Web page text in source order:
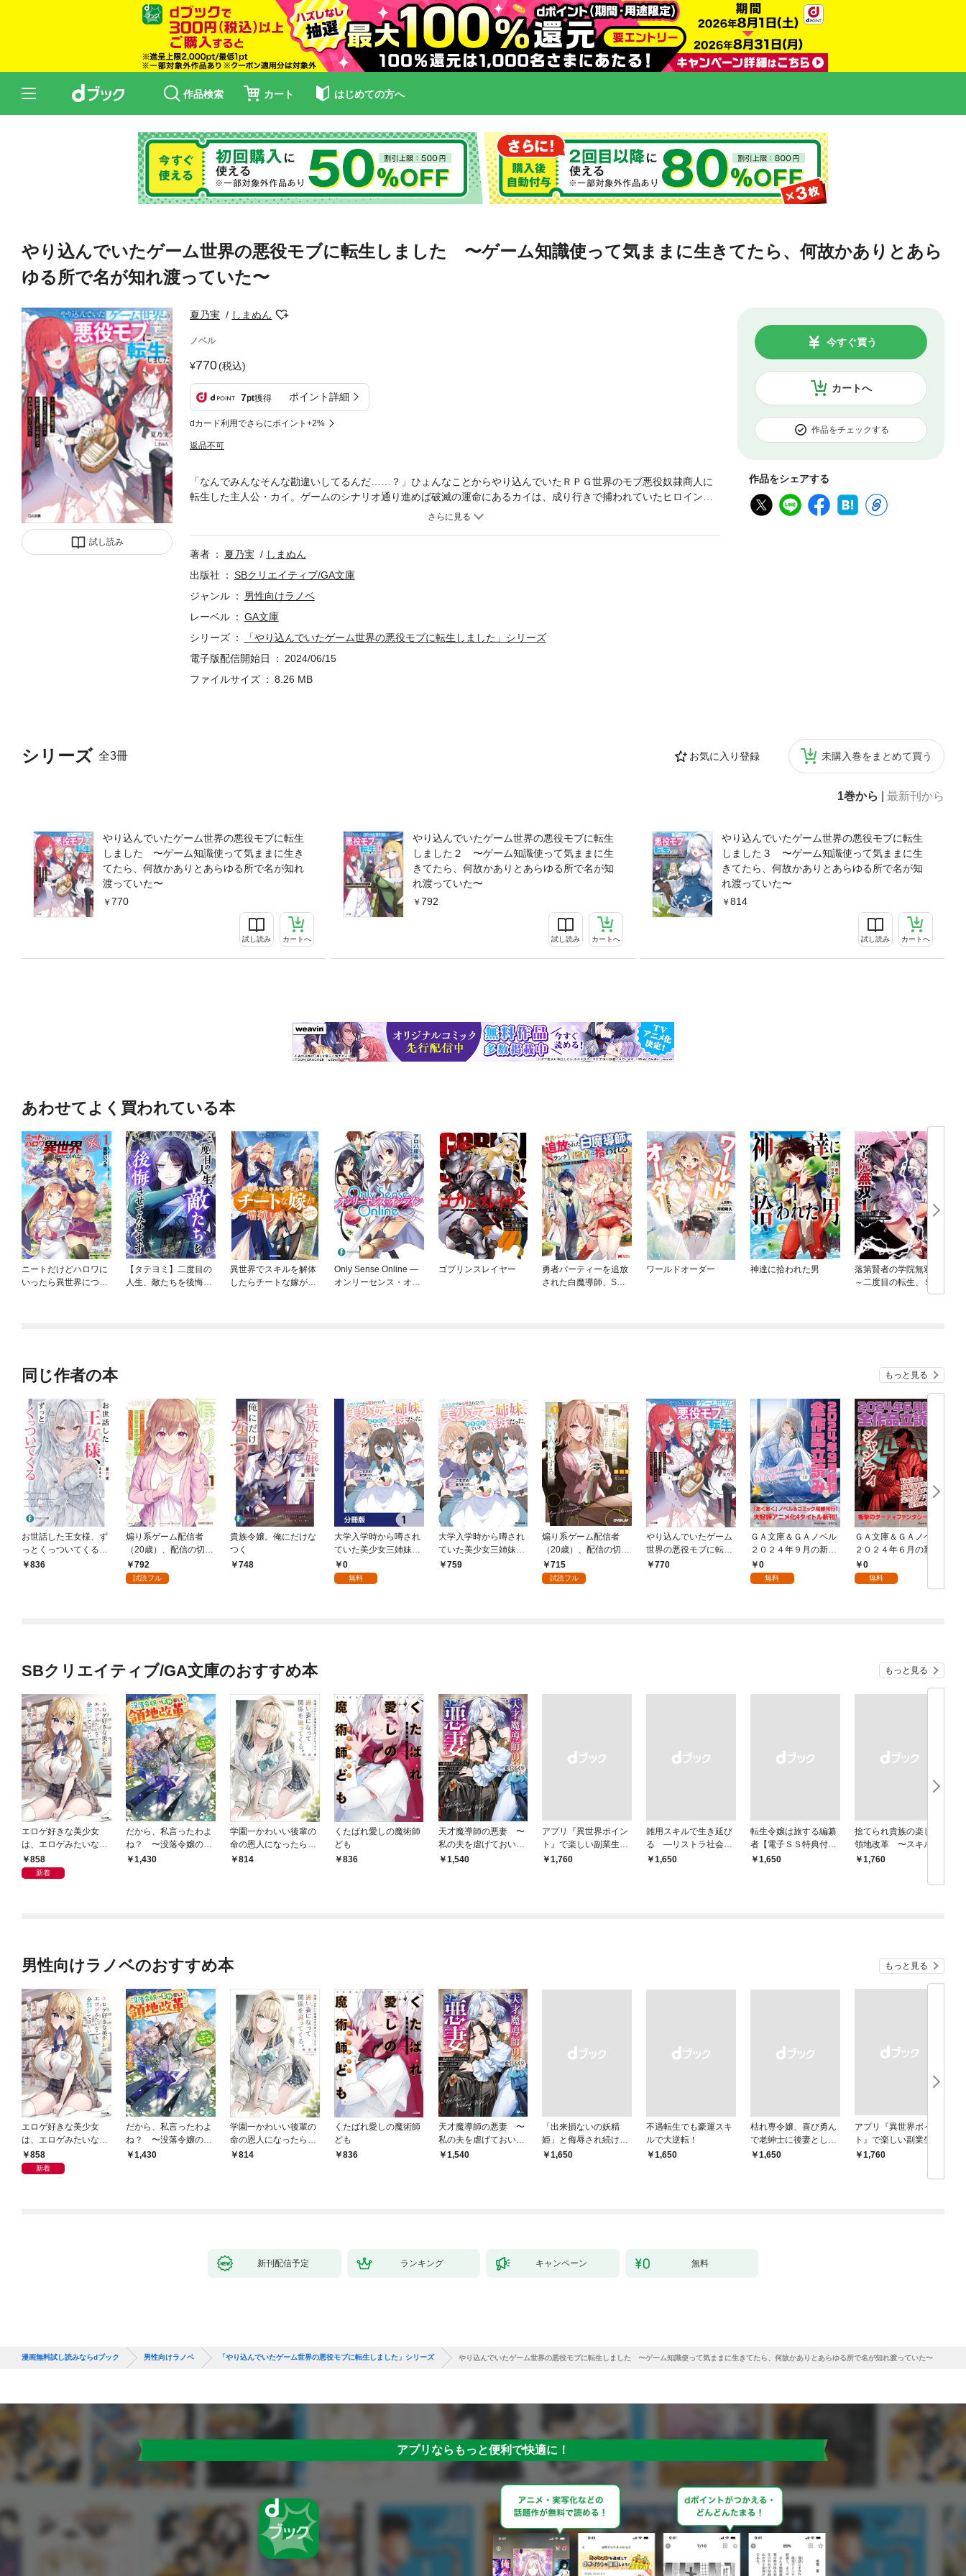
作品検索 カート はじめての方へ
やり込んでいたゲーム世界の悪役モブに転生しました 〜ゲーム知識使って気ままに生きてたら、何故かありとあら
ゆる所で名が知れ渡っていた〜
試し読み
夏乃実 しまぬん
ノベル
770(税込)
7pt獲得 ポイント詳細
dカード利用でさらにポイント+2%
返品不可
カートへ
今すぐ買う
作品をチェックする
作品をシェアする
シリーズ 全3冊 お気に入り登録 未購入巻をまとめて買う
1巻から 最新刊から
やり込んでいたゲーム世界の悪役モブに転生
しました 〜ゲーム知識使って気ままに生き
てたら、何故かありとあらゆる所で名が知れ
渡っていた〜
770
試し読み カートへ
やり込んでいたゲーム世界の悪役モブに転生
しました２ 〜ゲーム知識使って気ままに生
きてたら、何故かありとあらゆる所で名が知
れ渡っていた〜
792
試し読み カートへ
やり込んでいたゲーム世界の悪役モブに転生
しました３ 〜ゲーム知識使って気ままに生
きてたら、何故かありとあらゆる所で名が知
れ渡っていた〜
814
試し読み カートへ
「なんでみんなそんな勘違いしてるんだ……？」ひょんなことからやり込んでいたＲＰＧ世界のモブ悪役奴隷商人に
転生した主人公・カイ。ゲームのシナリオ通り進めば破滅の運命にあるカイは、成り行きで捕われていたヒロインた
ちを助け出し、転生前にため込んでいたアイテムを使いながら街に送り届ける。「歴戦の猛者なのは間違いない」
の令嬢達に慕われ始めるハーレムファンタジー！※電子版は紙書籍版と一部異なる場合がありますので、あらかじめご
了承ください
著者 夏乃実
しまぬん
出版社
SBクリエイティブ/GA文庫
ジャンル
男性向けラノベ
レーベル
GA文庫
シリーズ
「やり込んでいたゲーム世界の悪役モブに転生しました」シリーズ
電子版配信開始日
2024/06/15
ファイルサイズ
8.26 MB
あわせてよく買われている本
ニートだけどハロワに
いったら異世界につれ
【タテヨミ】二度目の
人生、敵たちを後悔さ
異世界でスキルを解体
したらチートな嫁が増
Only Sense Online —
オンリーセンス・オン
ゴブリンスレイヤー
勇者パーティーを追放
された白魔導師、Sラ
ワールドオーダー 神達に拾われた男
落第賢者の学院無双
～二度目の転生、Ｓラ
ンクチート魔術師冒険
同じ作者の本 もっと見る
お世話した王女様、ず
っとくっついてくる
【電子特典付き】
836
煽り系ゲーム配信者
（20歳）、配信の切り
忘れによりいい人バレ
する。 1
792
試読フル
貴族令嬢。俺にだけな
つく
748
大学入学時から噂され
ていた美少女三姉妹、
生き別れていた義妹だ
った。【分冊版】 1
0
無料
大学入学時から噂され
ていた美少女三姉妹、
生き別れていた義妹だ
759
煽り系ゲーム配信者
（20歳）、配信の切り
忘れによりいい人バレ
する。 1
715
試読フル
やり込んでいたゲーム
世界の悪役モブに転生
しました 〜ゲーム知
770
ＧＡ文庫＆ＧＡノベル
２０２４年９月の新
刊 全作品立読み（合
本版）
0
無料
ＧＡ文庫＆ＧＡノベル
２０２４年６月の新
刊 全作品立読み（合
本版）
0
無料
SBクリエイティブ/GA文庫のおすすめ本 もっと見る
エロゲ好きな美少女
は、エロゲみたいなこ
と全部シてほしい【電
子ＳＳ特典付き】
858
新着
だから、私言ったわよ
ね？ 〜没落令嬢の案
外楽しい領地改革〜
1,430
学園一かわいい後輩の
命の恩人になったら、
通い妻になって関係を
814
くたばれ愛しの魔術師
ども
836
天才魔導師の悪妻 〜
私の夫を虐げておいて
戻ってこいとは呆れま
1,540
アプリ『異世界ポイン
ト』で楽しい副業生
活 〜貯めたポイント
￥1,760
雑用スキルで生き延び
る —リストラ社会人
のソロダンジョン攻略
￥1,650
転生令嬢は旅する編纂
者【電子ＳＳ特典付
き】
￥1,650
捨てられ貴族の楽しい
領地改革 〜スキル
【リサイクルショッ
令嬢（英雄）や神器を
￥1,760
男性向けラノベのおすすめ本 もっと見る
エロゲ好きな美少女
は、エロゲみたいなこ
と全部シてほしい【電
子ＳＳ特典付き】
858
新着
だから、私言ったわよ
ね？ 〜没落令嬢の案
外楽しい領地改革〜
1,430
学園一かわいい後輩の
命の恩人になったら、
通い妻になって関係を
814
くたばれ愛しの魔術師
ども
836
天才魔導師の悪妻 〜
私の夫を虐げておいて
戻ってこいとは呆れま
1,540
「出来損ないの妖精
姫」と侮辱され続けた
私
￥1,650
不遇転生でも豪運スキ
ルで大逆転！
￥1,650
枯れ専令嬢、喜び勇ん
で老紳士に後妻として
嫁いだら、待っていた
￥1,650
アプリ『異世界ポイン
ト』で楽しい副業生
活 〜貯めたポイント
特典に交換出来ます〜
￥1,760
新刊配信予定 ランキング キャンペーン 無料
漫画無料試し読みならdブック 男性向けラノベ 「やり込んでいたゲーム世界の悪役モブに転生しました」シリーズ やり込んでいたゲーム世界の悪役モブに転生しました 〜ゲーム知識使って気ままに生きてたら、何故かありとあらゆる所で名が知れ渡っていた〜
アプリならもっと便利で快適に！